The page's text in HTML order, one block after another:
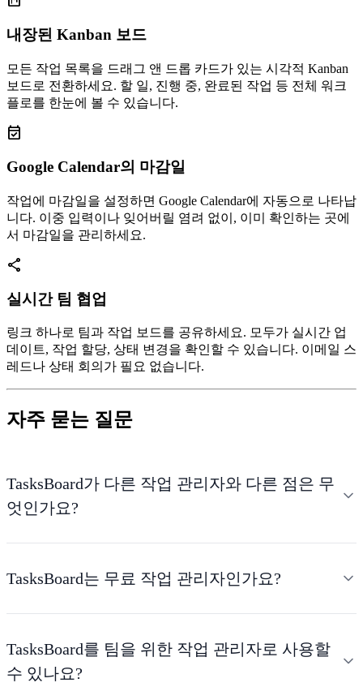
내장된 Kanban 보드
모든 작업 목록을 드래그 앤 드롭 카드가 있는 시각적 Kanban
보드로 전환하세요. 할 일, 진행 중, 완료된 작업 등 전체 워크
플로를 한눈에 볼 수 있습니다.
event_available
Google Calendar의 마감일
작업에 마감일을 설정하면 Google Calendar에 자동으로 나타납
니다. 이중 입력이나 잊어버릴 염려 없이, 이미 확인하는 곳에
서 마감일을 관리하세요.
share
실시간 팀 협업
링크 하나로 팀과 작업 보드를 공유하세요. 모두가 실시간 업
데이트, 작업 할당, 상태 변경을 확인할 수 있습니다. 이메일 스
레드나 상태 회의가 필요 없습니다.
자주 묻는 질문
TasksBoard가 다른 작업 관리자와 다른 점은 무
엇인가요?
TasksBoard는 무료 작업 관리자인가요?
TasksBoard를 팀을 위한 작업 관리자로 사용할
수 있나요?